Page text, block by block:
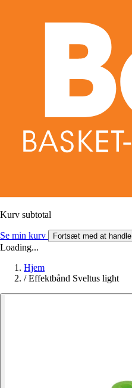
Kurv subtotal
Se min kurv Fortsæt med at handle
Loading...
Hjem
/ Effektbånd Sveltus light